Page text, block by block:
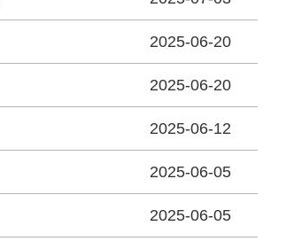
2025-06-20
2025-06-20
2025-06-12
2025-06-05
2025-06-05